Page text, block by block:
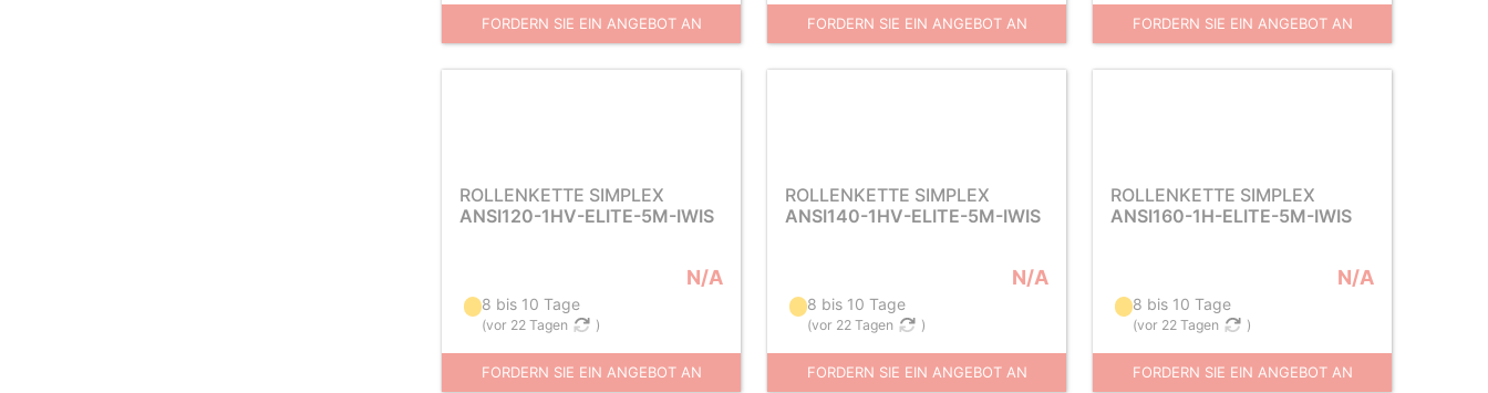
FORDERN SIE EIN ANGEBOT AN FORDERN SIE EIN ANGEBOT AN FORDERN SIE EIN ANGEBOT AN
ROLLENKETTE SIMPLEX
ANSI120-1HV-ELITE-5M-IWIS
N/A
8 bis 10 Tage
(vor 22 Tagen )
FORDERN SIE EIN ANGEBOT AN
ROLLENKETTE SIMPLEX
ANSI140-1HV-ELITE-5M-IWIS
N/A
8 bis 10 Tage
(vor 22 Tagen )
FORDERN SIE EIN ANGEBOT AN
ROLLENKETTE SIMPLEX
ANSI160-1H-ELITE-5M-IWIS
N/A
8 bis 10 Tage
(vor 22 Tagen )
FORDERN SIE EIN ANGEBOT AN